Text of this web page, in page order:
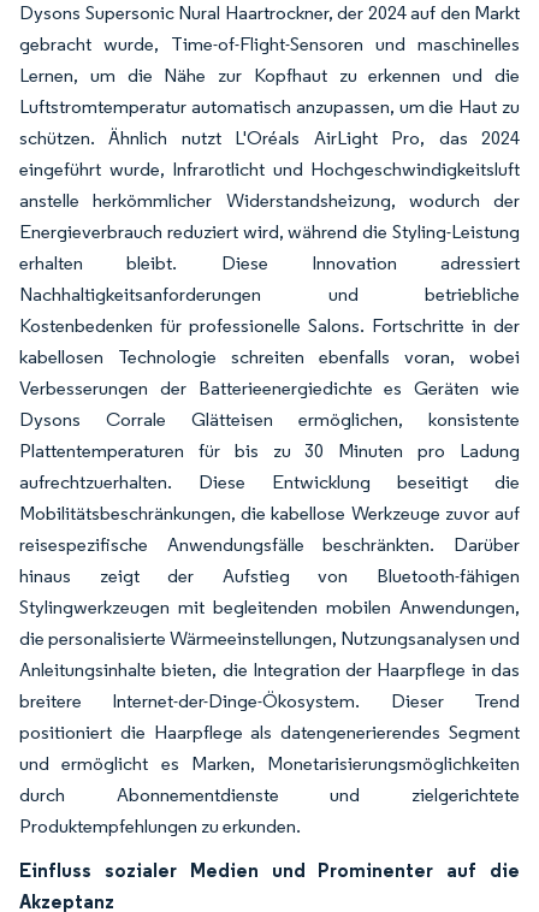
Dysons Supersonic Nural Haartrockner, der 2024 auf den Markt
gebracht wurde, Time-of-Flight-Sensoren und maschinelles
Lernen, um die Nähe zur Kopfhaut zu erkennen und die
Luftstromtemperatur automatisch anzupassen, um die Haut zu
schützen. Ähnlich nutzt L'Oréals AirLight Pro, das 2024
eingeführt wurde, Infrarotlicht und Hochgeschwindigkeitsluft
anstelle herkömmlicher Widerstandsheizung, wodurch der
Energieverbrauch reduziert wird, während die Styling-Leistung
erhalten bleibt. Diese Innovation adressiert
Nachhaltigkeitsanforderungen und betriebliche
Kostenbedenken für professionelle Salons. Fortschritte in der
kabellosen Technologie schreiten ebenfalls voran, wobei
Verbesserungen der Batterieenergiedichte es Geräten wie
Dysons Corrale Glätteisen ermöglichen, konsistente
Plattentemperaturen für bis zu 30 Minuten pro Ladung
aufrechtzuerhalten. Diese Entwicklung beseitigt die
Mobilitätsbeschränkungen, die kabellose Werkzeuge zuvor auf
reisespezifische Anwendungsfälle beschränkten. Darüber
hinaus zeigt der Aufstieg von Bluetooth-fähigen
Stylingwerkzeugen mit begleitenden mobilen Anwendungen,
die personalisierte Wärmeeinstellungen, Nutzungsanalysen und
Anleitungsinhalte bieten, die Integration der Haarpflege in das
breitere Internet-der-Dinge-Ökosystem. Dieser Trend
positioniert die Haarpflege als datengenerierendes Segment
und ermöglicht es Marken, Monetarisierungsmöglichkeiten
durch Abonnementdienste und zielgerichtete
Produktempfehlungen zu erkunden.
Einfluss sozialer Medien und Prominenter auf die
Akzeptanz